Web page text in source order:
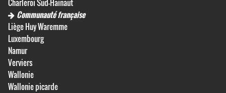
Charleroi Sud-Hainaut
Communauté française
Liège Huy Waremme
Luxembourg
Namur
Verviers
Wallonie
Wallonie picarde